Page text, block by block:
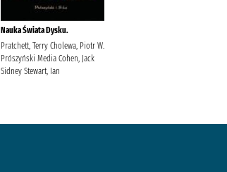
Nauka Świata Dysku.
Pratchett, Terry Cholewa, Piotr W.
Prószyński Media Cohen, Jack
Sidney Stewart, Ian